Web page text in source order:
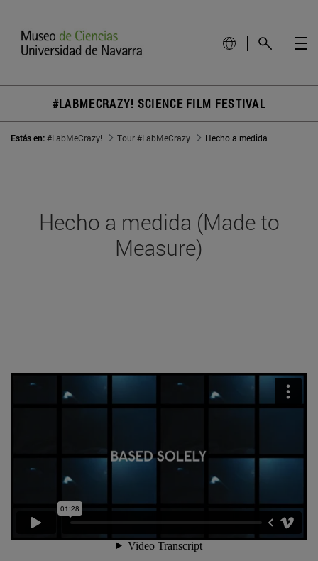
#LABMECRAZY! SCIENCE FILM FESTIVAL
Estás en:#LabMeCrazy! Tour #LabMeCrazy Hecho a medida
Hecho a medida (Made to
Measure)